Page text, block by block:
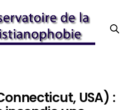
USA) :